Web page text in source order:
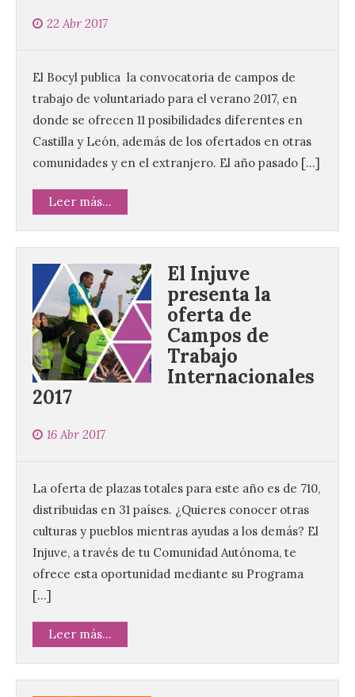
22 Abr 2017
El Bocyl publica la convocatoria de campos de
trabajo de voluntariado para el verano 2017, en
donde se ofrecen 11 posibilidades diferentes en
Castilla y León, además de los ofertados en otras
comunidades y en el extranjero. El año pasado […]
Leer más...
El Injuve
presenta la
oferta de
Campos de
Trabajo
Internacionales
2017
16 Abr 2017
La oferta de plazas totales para este año es de 710,
distribuidas en 31 países. ¿Quieres conocer otras
culturas y pueblos mientras ayudas a los demás? El
Injuve, a través de tu Comunidad Autónoma, te
ofrece esta oportunidad mediante su Programa
[…]
Leer más...